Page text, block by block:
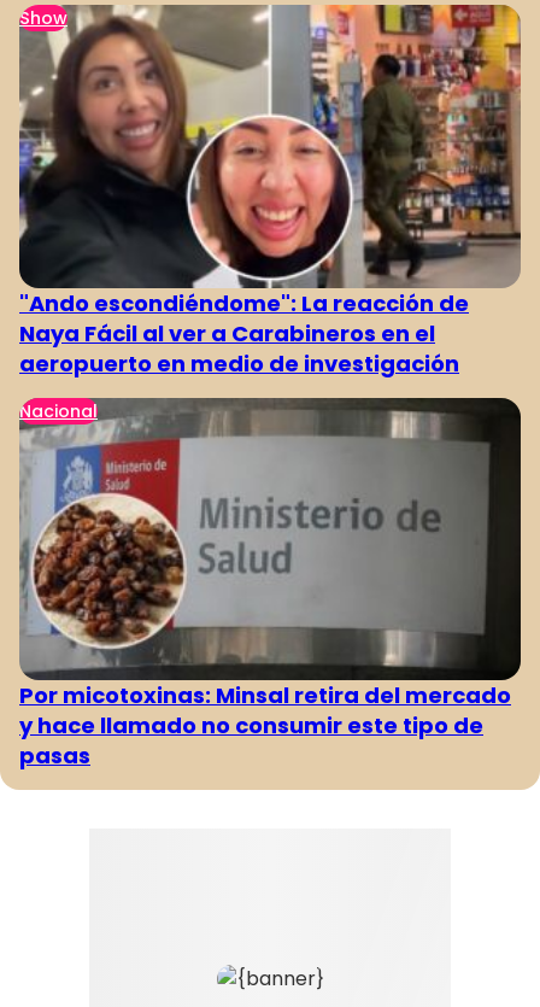
Show
"Ando escondiéndome": La reacción de
Naya Fácil al ver a Carabineros en el
aeropuerto en medio de investigación
Nacional
Por micotoxinas: Minsal retira del mercado
y hace llamado no consumir este tipo de
pasas